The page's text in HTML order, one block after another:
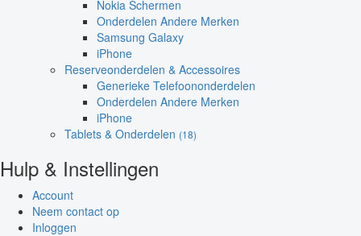
Nokia Schermen
Onderdelen Andere Merken
Samsung Galaxy
iPhone
Reserveonderdelen & Accessoires
Generieke Telefoononderdelen
Onderdelen Andere Merken
iPhone
Tablets & Onderdelen (18)
Hulp & Instellingen
Account
Neem contact op
Inloggen